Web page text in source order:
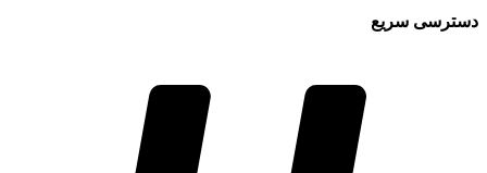
دسترسی سریع